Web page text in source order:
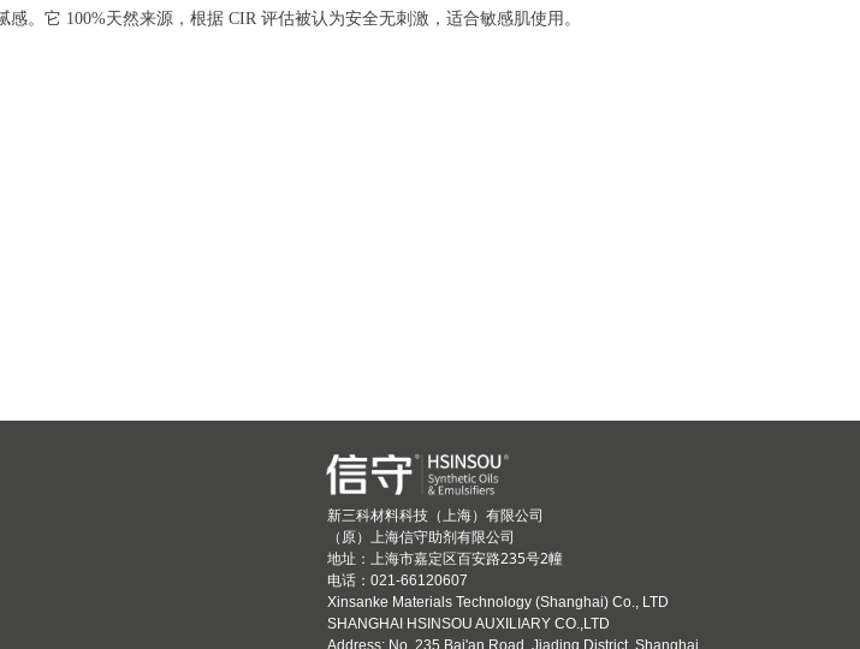
。它 100%天然来源，根据 CIR 评估被认为安全无刺激，适合敏感肌使用。
新三科材料科技（上海）有限公司
（原）上海信守助剂有限公司
地址： 上海市嘉定区百安路235号2幢
电话：021-66120607
Xinsanke Materials Technology (Shanghai) Co., LTD
SHANGHAI HSINSOU AUXILIARY CO.,LTD
Address: No. 235 Bai'an Road, Jiading District, Shanghai